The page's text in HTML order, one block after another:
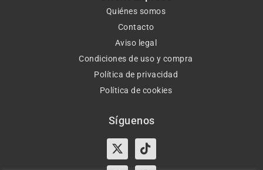
Quiénes somos
Contacto
Aviso legal
Condiciones de uso y compra
Política de privacidad
Política de cookies
Síguenos
X-
twitter
Tiktok
InstagramFacebook